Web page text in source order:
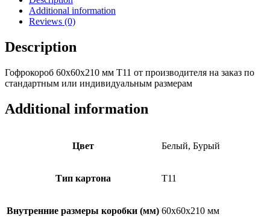
Additional information
Reviews (0)
Description
Гофрокороб 60х60х210 мм Т11 от производителя на заказ по
стандартным или индивидуальным размерам
Additional information
Цвет Белый, Бурый
Тип картона Т11
Внутренние размеры коробки (мм) 60х60х210 мм